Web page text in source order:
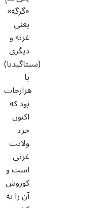
«گزگه»
یعنی
غزنه و
دیگری
(سیتاگیدیا)
یا
هزارجات
بود که
اکنون
جزء
ولایت
غزنی
است و
کوروش
آن را به